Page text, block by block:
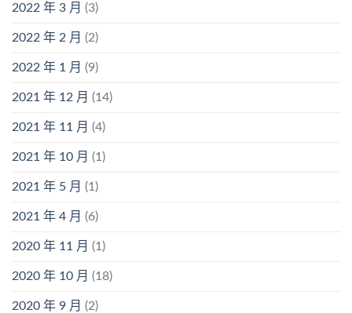
2022 年 3 月 (3)
2022 年 2 月 (2)
2022 年 1 月 (9)
2021 年 12 月 (14)
2021 年 11 月 (4)
2021 年 10 月 (1)
2021 年 5 月 (1)
2021 年 4 月 (6)
2020 年 11 月 (1)
2020 年 10 月 (18)
2020 年 9 月 (2)